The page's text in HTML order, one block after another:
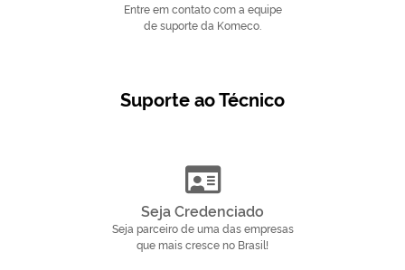
Entre em contato com a equipe
de suporte da Komeco.
Suporte ao Técnico
Seja Credenciado
Seja parceiro de uma das empresas
que mais cresce no Brasil!